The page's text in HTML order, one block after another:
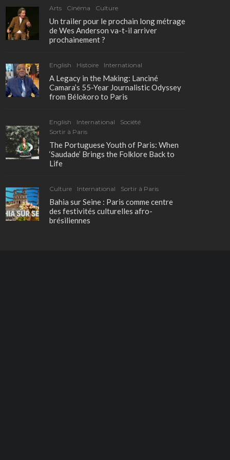
Arts Cinéma Culture
Un trailer pour le prochain long métrage
de Wes Anderson va-t-il arriver
prochainement ?
English Histoire International
A Legacy in the Making: Lanciné
Camara’s 55-Year Journalistic Odyssey
from Bélokoro to Paris
English International
Société
Sortir à Paris
The Portuguese Youth of Paris: When
‘Saudade’ Brings the Folklore Back to
Life
Culture International Sortir à Paris
Bahia sur Seine : Paris comme centre
des festivités culturelles afro-
brésiliennes